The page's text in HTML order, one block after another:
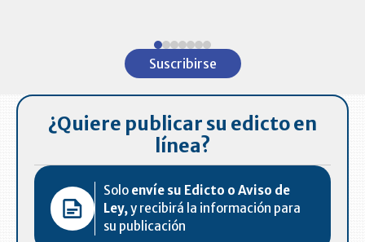
Suscribirse
¿Quiere publicar su edicto en
línea?
Solo envíe su Edicto o Aviso de
Ley,y recibirá la información para
su publicación